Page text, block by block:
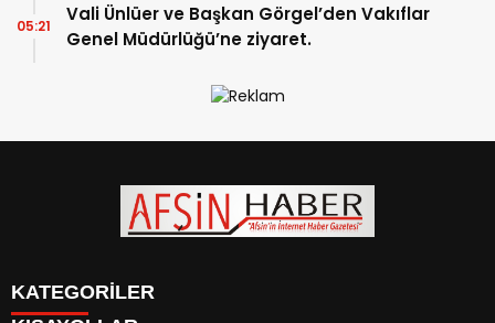
Vali Ünlüer ve Başkan Görgel’den Vakıflar
Genel Müdürlüğü’ne ziyaret.
05:21
KATEGORİLER